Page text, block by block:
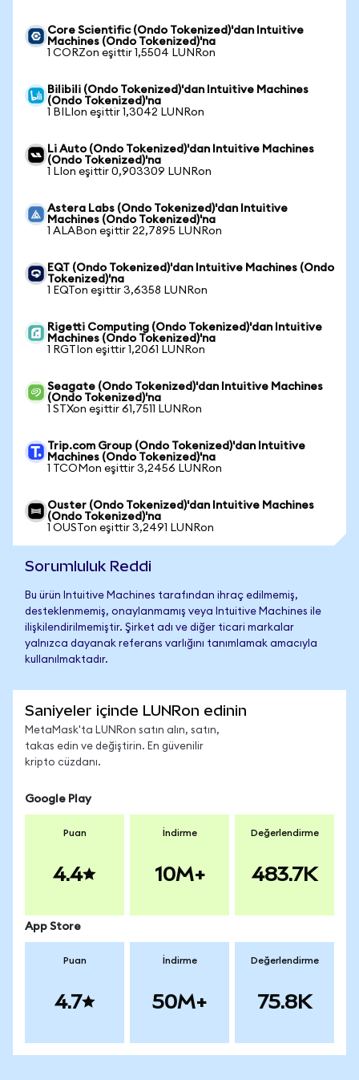
Core Scientific (Ondo Tokenized)'dan Intuitive
Machines (Ondo Tokenized)'na
1 CORZon eşittir 1,5504 LUNRon
Bilibili (Ondo Tokenized)'dan Intuitive Machines
(Ondo Tokenized)'na
1 BILIon eşittir 1,3042 LUNRon
Li Auto (Ondo Tokenized)'dan Intuitive Machines
(Ondo Tokenized)'na
1 LIon eşittir 0,903309 LUNRon
Astera Labs (Ondo Tokenized)'dan Intuitive
Machines (Ondo Tokenized)'na
1 ALABon eşittir 22,7895 LUNRon
EQT (Ondo Tokenized)'dan Intuitive Machines (Ondo
Tokenized)'na
1 EQTon eşittir 3,6358 LUNRon
Rigetti Computing (Ondo Tokenized)'dan Intuitive
Machines (Ondo Tokenized)'na
1 RGTIon eşittir 1,2061 LUNRon
Seagate (Ondo Tokenized)'dan Intuitive Machines
(Ondo Tokenized)'na
1 STXon eşittir 61,7511 LUNRon
Trip.com Group (Ondo Tokenized)'dan Intuitive
Machines (Ondo Tokenized)'na
1 TCOMon eşittir 3,2456 LUNRon
Ouster (Ondo Tokenized)'dan Intuitive Machines
(Ondo Tokenized)'na
1 OUSTon eşittir 3,2491 LUNRon
Sorumluluk Reddi
Bu ürün Intuitive Machines tarafından ihraç edilmemiş,
desteklenmemiş, onaylanmamış veya Intuitive Machines ile
ilişkilendirilmemiştir. Şirket adı ve diğer ticari markalar
yalnızca dayanak referans varlığını tanımlamak amacıyla
kullanılmaktadır.
Saniyeler içinde LUNRon edinin
MetaMask'ta LUNRon satın alın, satın,
takas edin ve değiştirin. En güvenilir
kripto cüzdanı.
Google Play
Puan
4.4
İndirme
10M+
Değerlendirme
483.7K
App Store
Puan
4.7
İndirme
50M+
Değerlendirme
75.8K